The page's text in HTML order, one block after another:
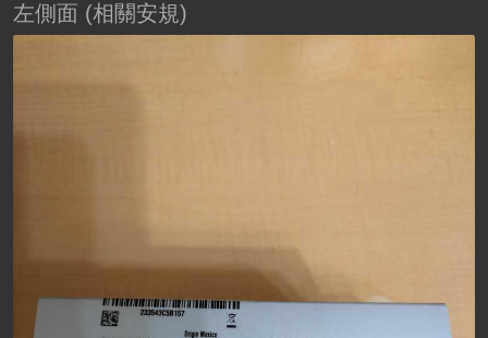
左側面 (相關安規)